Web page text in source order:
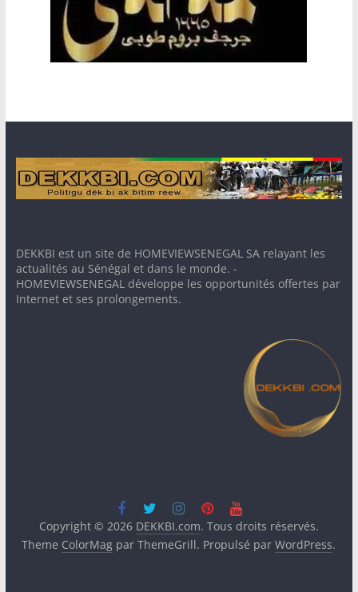
DEKKBI est un site de HOMEVIEWSENEGAL SA relayant les
actualités au Sénégal et dans le monde. -
HOMEVIEWSENEGAL développe les opportunités offertes par
Internet et ses prolongements.
Copyright © 2026 DEKKBI.com. Tous droits réservés.
Theme ColorMag par ThemeGrill. Propulsé parWordPress.